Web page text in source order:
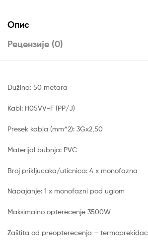
Опис
Рецензије (0)
Dužina: 50 metara
Kabl: H05VV-F (PP/J)
Presek kabla (mm^2): 3Gx2,50
Materijal bubnja: PVC
Broj prikljucaka/uticnica: 4 x monofazna
Napajanje: 1 x monofazni pod uglom
Maksimalno opterecenje 3500W
Zaštita od preopterecenja – termoprekidac